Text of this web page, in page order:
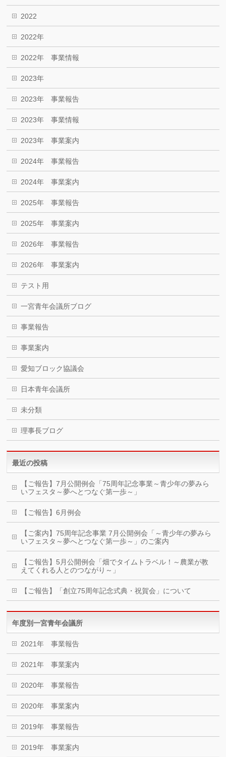
2022
2022年
2022年 事業情報
2023年
2023年 事業報告
2023年 事業情報
2023年 事業案内
2024年 事業報告
2024年 事業案内
2025年 事業報告
2025年 事業案内
2026年 事業報告
2026年 事業案内
テスト用
一宮青年会議所ブログ
事業報告
事業案内
愛知ブロック協議会
日本青年会議所
未分類
理事長ブログ
最近の投稿
【ご報告】7月公開例会「75周年記念事業～青少年の夢みら
いフェスタ～夢へとつなぐ第一歩～」
【ご報告】6月例会
【ご案内】75周年記念事業 7月公開例会「～青少年の夢みら
いフェスタ～夢へとつなぐ第一歩～」のご案内
【ご報告】5月公開例会「畑でタイムトラベル！～農業が教
えてくれる人とのつながり～」
【ご報告】「創立75周年記念式典・祝賀会」について
年度別一宮青年会議所
2021年 事業報告
2021年 事業案内
2020年 事業報告
2020年 事業案内
2019年 事業報告
2019年 事業案内